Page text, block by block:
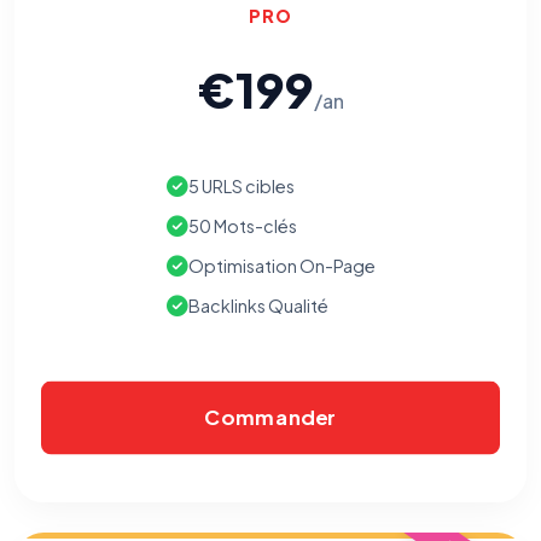
PRO
€199/an
5 URLS cibles
50 Mots-clés
Optimisation On-Page
Backlinks Qualité
Commander
Cookies essentiels
Nécessaires au fonctionnement du site : session, sécurité,
mémorisation de vos choix de consentement. Ils ne
peuvent pas être désactivés.
Cookies analytiques
(pages visitées, durée de visite) pour l'améliorer. Données
Permettent d'afficher des publicités pertinentes et de